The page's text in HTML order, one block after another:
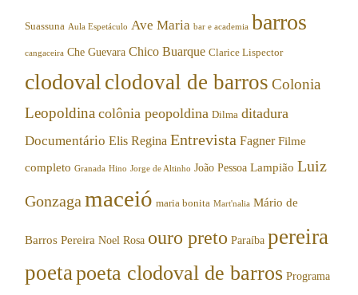
Suassuna Aula Espetáculo Ave Maria bar e academia barros
cangaceira Che Guevara Chico Buarque Clarice Lispector
clodovalclodoval de barros Colonia
Leopoldina colônia peopoldina Dilma ditadura
Documentário Elis Regina Entrevista Fagner Filme
completo Granada Hino Jorge de Altinho João Pessoa Lampião Luiz
Gonzaga maceió maria bonita Mart'nalia Mário de
Barros Pereira Noel Rosa ouro preto Paraíba pereira
poetapoeta clodoval de barros Programa